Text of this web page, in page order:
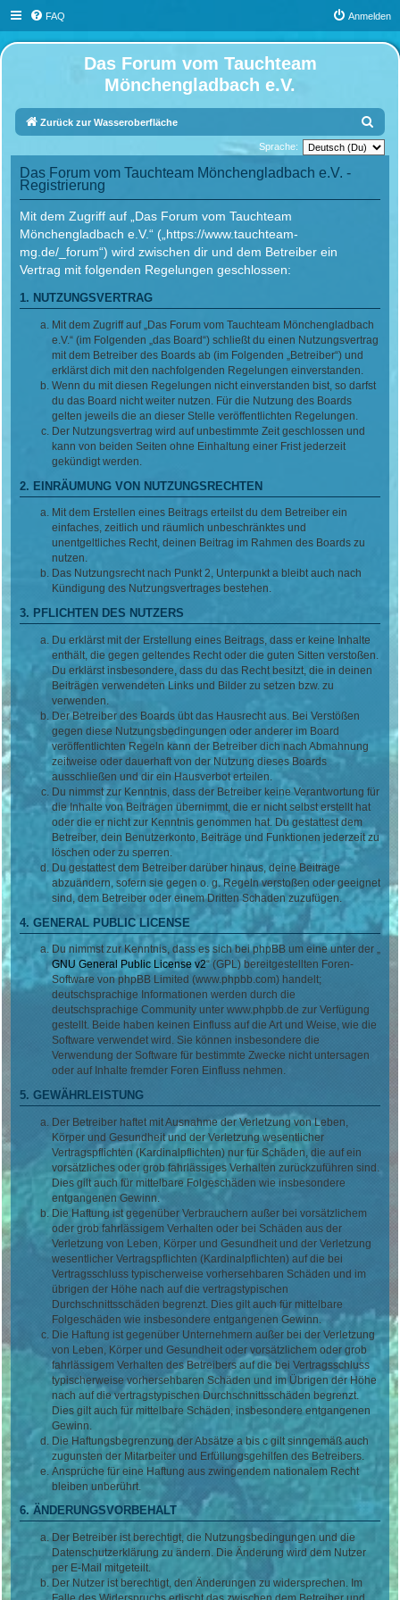
FAQ Anmelden
Das Forum vom Tauchteam
Mönchengladbach e.V.
Zurück zur Wasseroberfläche
u
Sprache:
Das Forum vom Tauchteam Mönchengladbach e.V. -
Registrierung
Mit dem Zugriff auf „Das Forum vom Tauchteam
Mönchengladbach e.V.“ („https://www.tauchteam-
mg.de/_forum“) wird zwischen dir und dem Betreiber ein
Vertrag mit folgenden Regelungen geschlossen:
1. NUTZUNGSVERTRAG
Mit dem Zugriff auf „Das Forum vom Tauchteam Mönchengladbach
e.V.“ (im Folgenden „das Board“) schließt du einen Nutzungsvertrag
mit dem Betreiber des Boards ab (im Folgenden „Betreiber“) und
erklärst dich mit den nachfolgenden Regelungen einverstanden.
Wenn du mit diesen Regelungen nicht einverstanden bist, so darfst
du das Board nicht weiter nutzen. Für die Nutzung des Boards
gelten jeweils die an dieser Stelle veröffentlichten Regelungen.
Der Nutzungsvertrag wird auf unbestimmte Zeit geschlossen und
kann von beiden Seiten ohne Einhaltung einer Frist jederzeit
gekündigt werden.
2. EINRÄUMUNG VON NUTZUNGSRECHTEN
Mit dem Erstellen eines Beitrags erteilst du dem Betreiber ein
einfaches, zeitlich und räumlich unbeschränktes und
unentgeltliches Recht, deinen Beitrag im Rahmen des Boards zu
nutzen.
Das Nutzungsrecht nach Punkt 2, Unterpunkt a bleibt auch nach
Kündigung des Nutzungsvertrages bestehen.
3. PFLICHTEN DES NUTZERS
Du erklärst mit der Erstellung eines Beitrags, dass er keine Inhalte
enthält, die gegen geltendes Recht oder die guten Sitten verstoßen.
Du erklärst insbesondere, dass du das Recht besitzt, die in deinen
Beiträgen verwendeten Links und Bilder zu setzen bzw. zu
verwenden.
Der Betreiber des Boards übt das Hausrecht aus. Bei Verstößen
gegen diese Nutzungsbedingungen oder anderer im Board
veröffentlichten Regeln kann der Betreiber dich nach Abmahnung
zeitweise oder dauerhaft von der Nutzung dieses Boards
ausschließen und dir ein Hausverbot erteilen.
Du nimmst zur Kenntnis, dass der Betreiber keine Verantwortung für
die Inhalte von Beiträgen übernimmt, die er nicht selbst erstellt hat
oder die er nicht zur Kenntnis genommen hat. Du gestattest dem
Betreiber, dein Benutzerkonto, Beiträge und Funktionen jederzeit zu
löschen oder zu sperren.
Du gestattest dem Betreiber darüber hinaus, deine Beiträge
abzuändern, sofern sie gegen o. g. Regeln verstoßen oder geeignet
sind, dem Betreiber oder einem Dritten Schaden zuzufügen.
4. GENERAL PUBLIC LICENSE
Du nimmst zur Kenntnis, dass es sich bei phpBB um eine unter der „
GNU General Public License v2“ (GPL) bereitgestellten Foren-
Software von phpBB Limited (www.phpbb.com) handelt;
deutschsprachige Informationen werden durch die
deutschsprachige Community unter www.phpbb.de zur Verfügung
gestellt. Beide haben keinen Einfluss auf die Art und Weise, wie die
Software verwendet wird. Sie können insbesondere die
Verwendung der Software für bestimmte Zwecke nicht untersagen
oder auf Inhalte fremder Foren Einfluss nehmen.
5. GEWÄHRLEISTUNG
Der Betreiber haftet mit Ausnahme der Verletzung von Leben,
Körper und Gesundheit und der Verletzung wesentlicher
Vertragspflichten (Kardinalpflichten) nur für Schäden, die auf ein
vorsätzliches oder grob fahrlässiges Verhalten zurückzuführen sind.
Dies gilt auch für mittelbare Folgeschäden wie insbesondere
entgangenen Gewinn.
Die Haftung ist gegenüber Verbrauchern außer bei vorsätzlichem
oder grob fahrlässigem Verhalten oder bei Schäden aus der
Verletzung von Leben, Körper und Gesundheit und der Verletzung
wesentlicher Vertragspflichten (Kardinalpflichten) auf die bei
Vertragsschluss typischerweise vorhersehbaren Schäden und im
übrigen der Höhe nach auf die vertragstypischen
Durchschnittsschäden begrenzt. Dies gilt auch für mittelbare
Folgeschäden wie insbesondere entgangenen Gewinn.
Die Haftung ist gegenüber Unternehmern außer bei der Verletzung
von Leben, Körper und Gesundheit oder vorsätzlichem oder grob
fahrlässigem Verhalten des Betreibers auf die bei Vertragsschluss
typischerweise vorhersehbaren Schäden und im Übrigen der Höhe
nach auf die vertragstypischen Durchschnittsschäden begrenzt.
Dies gilt auch für mittelbare Schäden, insbesondere entgangenen
Gewinn.
Die Haftungsbegrenzung der Absätze a bis c gilt sinngemäß auch
zugunsten der Mitarbeiter und Erfüllungsgehilfen des Betreibers.
Ansprüche für eine Haftung aus zwingendem nationalem Recht
bleiben unberührt.
6. ÄNDERUNGSVORBEHALT
Der Betreiber ist berechtigt, die Nutzungsbedingungen und die
Datenschutzerklärung zu ändern. Die Änderung wird dem Nutzer
per E-Mail mitgeteilt.
Der Nutzer ist berechtigt, den Änderungen zu widersprechen. Im